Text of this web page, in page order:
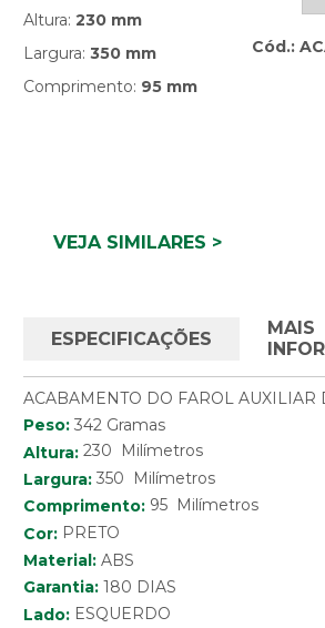
Altura: 230 mm
Largura: 350 mm
Comprimento: 95 mm
Cód.:
VEJA SIMILARES >
ESPECIFICAÇÕES
MAIS
ACABAMENTO DO FAROL
Peso: 342 Gramas
Altura:230 Milímetros
Largura:350 Milímetros
Comprimento:95 Milímetros
Cor: PRETO
Material: ABS
Garantia: 180 DIAS
Lado: ESQUERDO